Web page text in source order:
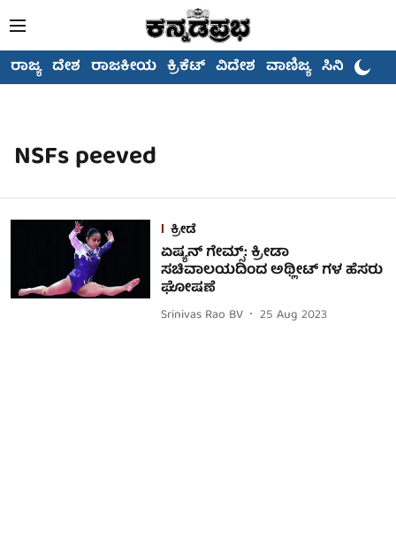
ರಾಜ್ಯ ದೇಶ ರಾಜಕೀಯ ಕ್ರಿಕೆಟ್ ವಿದೇಶ ವಾಣಿಜ್ಯ ಸಿನಿಮಾ
NSFs peeved
ಕ್ರೀಡೆ
ಏಷ್ಯನ್ ಗೇಮ್ಸ್: ಕ್ರೀಡಾ
ಸಚಿವಾಲಯದಿಂದ ಅಥ್ಲೀಟ್ ಗಳ ಹೆಸರು
ಘೋಷಣೆ
Srinivas Rao BV 25 Aug 2023